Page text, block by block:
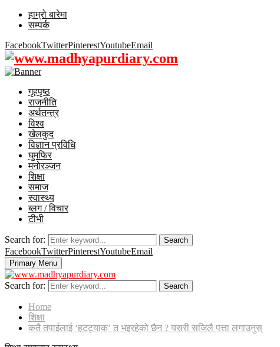
हाम्रो बारेमा
सम्पर्क
FacebookTwitterPinterestYoutubeEmail
गृहपृष्ठ
राजनीति
अर्थतन्त्र
विश्व
खेलकुद
विज्ञान प्रविधि
घुमफिर
मनोरञ्जन
शिक्षा
समाज
स्वास्थ्य
ब्लग / विचार
टीभी
Search for: Search
FacebookTwitterPinterestYoutubeEmail
Primary Menu
Search for: Search
Home
शिक्षा
कतै तपाईलाई ‘हटट्याक’ त भइरहेको छैन ? यसरी सजिलै पत्ता लगाउनुस्